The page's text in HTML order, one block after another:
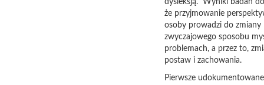
dysleksją. Wyniki badań
że przyjmowanie
osoby prowadzi do zmiany
zwyczajowego sposobu
problemach, a przez to,
postaw i zachowania.
Pierwsze